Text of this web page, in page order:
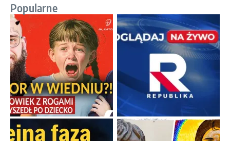
Popularne